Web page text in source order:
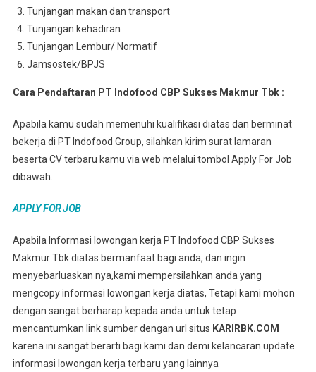
Tunjangan makan dan transport
Tunjangan kehadiran
Tunjangan Lembur/ Normatif
Jamsostek/BPJS
Cara Pendaftaran PT Indofood CBP Sukses Makmur Tbk :
Apabila kamu sudah memenuhi kualifikasi diatas dan berminat
bekerja di PT Indofood Group, silahkan kirim surat lamaran
beserta CV terbaru kamu via web melalui tombol Apply For Job
dibawah.
APPLY FOR JOB
Apabila Informasi lowongan kerja PT Indofood CBP Sukses
Makmur Tbk diatas bermanfaat bagi anda, dan ingin
menyebarluaskan nya,kami mempersilahkan anda yang
mengcopy informasi lowongan kerja diatas, Tetapi kami mohon
dengan sangat berharap kepada anda untuk tetap
mencantumkan link sumber dengan url situs KARIRBK.COM
karena ini sangat berarti bagi kami dan demi kelancaran update
informasi lowongan kerja terbaru yang lainnya